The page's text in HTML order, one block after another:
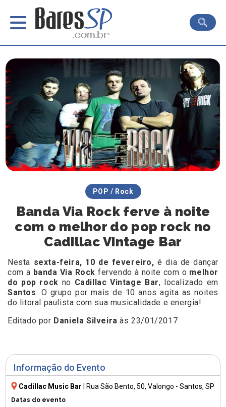
Informação do Evento
Cadillac Music Bar Rua São Bento, 50, Valongo - Santos, SP
Datas do evento
POP / Rock
Banda Via Rock ferve à noite
com o melhor do pop rock no
Cadillac Vintage Bar
Nesta sexta-feira, 10 de fevereiro, é dia de dançar
com a banda Via Rockfervendo à noite com o melhor
do pop rock no Cadillac Vintage Bar, localizado em
Santos. O grupo por mais de 10 anos agita as noites
do litoral paulista com sua musicalidade e energia!
Editado por Daniela Silveira às 23/01/2017